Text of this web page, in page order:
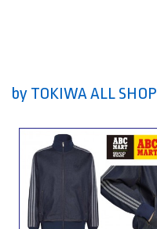
by TOKIWA ALL SHOP